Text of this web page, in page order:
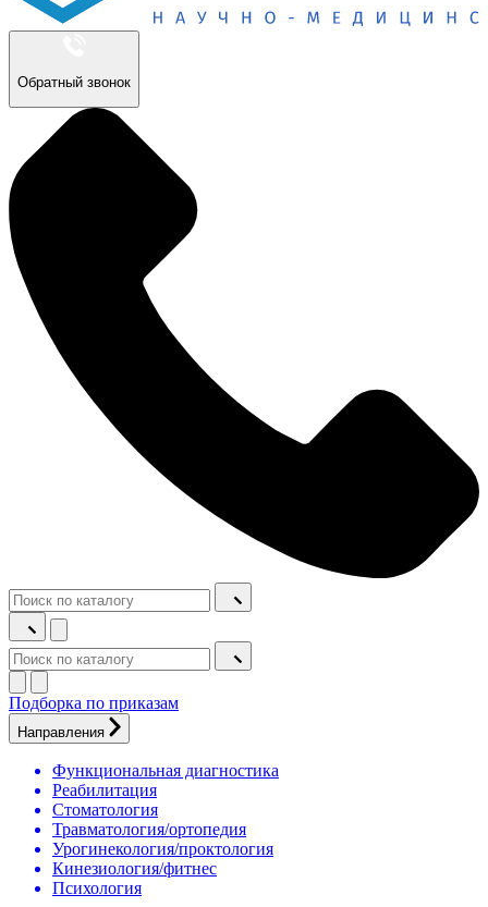
Обратный звонок
Подборка по приказам
Направления
Функциональная диагностика
Реабилитация
Стоматология
Травматология/ортопедия
Урогинекология/проктология
Кинезиология/фитнес
Психология